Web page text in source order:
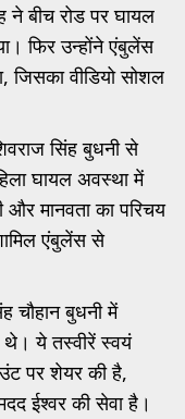
ने बीच रोड पर घायल
फिर उन्होंने एंबुलेंस
जिसका वीडियो सोशल
सिंह बुधनी से
घायल अवस्था में
और मानवता का परिचय
एंबुलेंस से
चौहान बुधनी में
थे। ये तस्वीरें स्वयं
पर शेयर की है,
ईश्वर की सेवा है।